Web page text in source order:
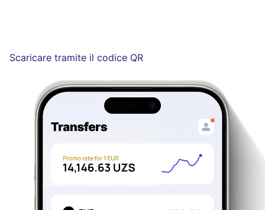
Scaricare tramite il codice QR